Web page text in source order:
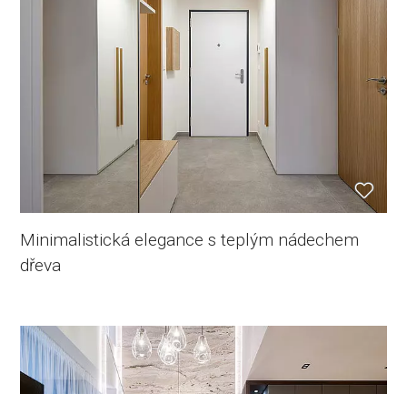
Minimalistická elegance s teplým nádechem
dřeva